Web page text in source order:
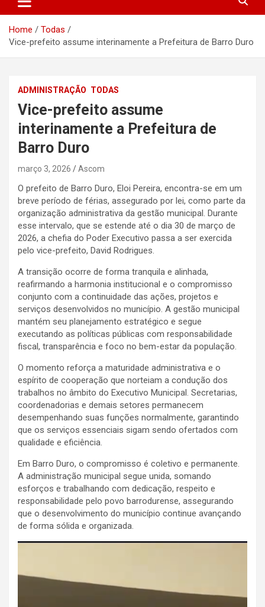
Home
Todas
Vice-prefeito assume interinamente a Prefeitura de Barro Duro
ADMINISTRAÇÃO TODAS
Vice-prefeito assume
interinamente a Prefeitura de
Barro Duro
março 3, 2026 Ascom
O prefeito de Barro Duro, Eloi Pereira, encontra-se em um
breve período de férias, assegurado por lei, como parte da
organização administrativa da gestão municipal. Durante
esse intervalo, que se estende até o dia 30 de março de
2026, a chefia do Poder Executivo passa a ser exercida
pelo vice-prefeito, David Rodrigues.
A transição ocorre de forma tranquila e alinhada,
reafirmando a harmonia institucional e o compromisso
conjunto com a continuidade das ações, projetos e
serviços desenvolvidos no município. A gestão municipal
mantém seu planejamento estratégico e segue
executando as políticas públicas com responsabilidade
fiscal, transparência e foco no bem-estar da população.
O momento reforça a maturidade administrativa e o
espírito de cooperação que norteiam a condução dos
trabalhos no âmbito do Executivo Municipal. Secretarias,
coordenadorias e demais setores permanecem
desempenhando suas funções normalmente, garantindo
que os serviços essenciais sigam sendo ofertados com
qualidade e eficiência.
Em Barro Duro, o compromisso é coletivo e permanente.
A administração municipal segue unida, somando
esforços e trabalhando com dedicação, respeito e
responsabilidade pelo povo barrodurense, assegurando
que o desenvolvimento do município continue avançando
de forma sólida e organizada.